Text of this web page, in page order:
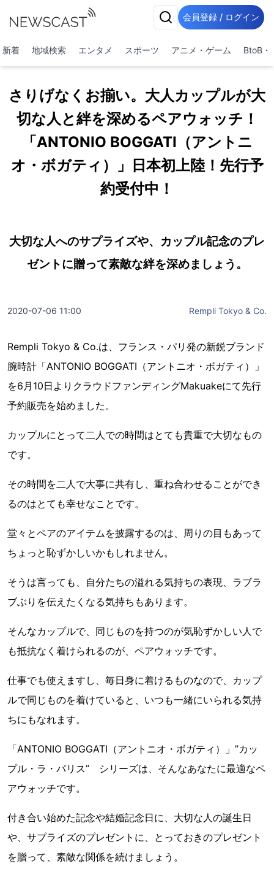
会員登録 / ログイン
新着 地域検索 エンタメ スポーツ アニメ・ゲーム BtoB・
さりげなくお揃い。大人カップルが大
切な人と絆を深めるペアウォッチ！
「ANTONIO BOGGATI（アントニ
オ・ボガティ）」日本初上陸！先行予
約受付中！
大切な人へのサプライズや、カップル記念のプレ
ゼントに贈って素敵な絆を深めましょう。
2020-07-06 11:00 Rempli Tokyo & Co.
Rempli Tokyo & Co.は、フランス・パリ発の新鋭ブランド
腕時計「ANTONIO BOGGATI（アントニオ・ボガティ）」
を6月10日よりクラウドファンディングMakuakeにて先行
予約販売を始めました。
カップルにとって二人での時間はとても貴重で大切なもの
です。
その時間を二人で大事に共有し、重ね合わせることができ
るのはとても幸せなことです。
堂々とペアのアイテムを披露するのは、周りの目もあって
ちょっと恥ずかしいかもしれません。
そうは言っても、自分たちの溢れる気持ちの表現、ラブラ
ブぶりを伝えたくなる気持ちもあります。
そんなカップルで、同じものを持つのが気恥ずかしい人で
も抵抗なく着けられるのが、ペアウォッチです。
仕事でも使えますし、毎日身に着けるものなので、カップ
ルで同じものを着けていると、いつも一緒にいられる気持
ちにもなれます。
「ANTONIO BOGGATI（アントニオ・ボガティ）」”カッ
プル・ラ・パリス” シリーズは、そんなあなたに最適なペ
アウォッチです。
付き合い始めた記念や結婚記念日に、大切な人の誕生日
や、サプライズのプレゼントに、とっておきのプレゼント
を贈って、素敵な関係を続けましょう。